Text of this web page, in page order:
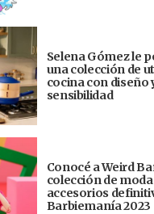
Selena Gómez le
una colección de
cocina con diseño
sensibilidad
Conocé a Weird
colección de moda
accesorios
Barbiemanía 2023